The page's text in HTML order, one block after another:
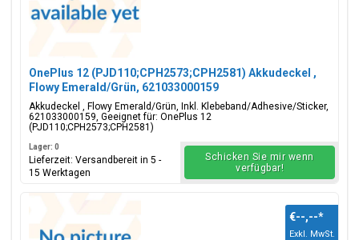
OnePlus 12 (PJD110;CPH2573;CPH2581) Akkudeckel ,
Flowy Emerald/Grün, 621033000159
Akkudeckel , Flowy Emerald/Grün, Inkl. Klebeband/Adhesive/Sticker,
621033000159, Geeignet für: OnePlus 12
(PJD110;CPH2573;CPH2581)
Lager: 0
Lieferzeit: Versandbereit in 5 -
15 Werktagen
Schicken Sie mir wenn
verfügbar!
€--,--*
Exkl. MwSt.